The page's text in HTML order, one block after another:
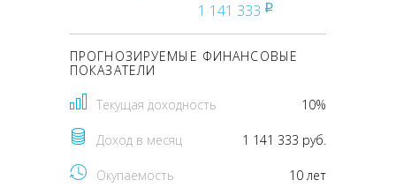
1 141 333 pуб
ПРОГНОЗИРУЕМЫЕ ФИНАНСОВЫЕ
ПОКАЗАТЕЛИ
Текущая доходность 10%
Доход в месяц 1 141 333 руб.
Окупаемость 10 лет